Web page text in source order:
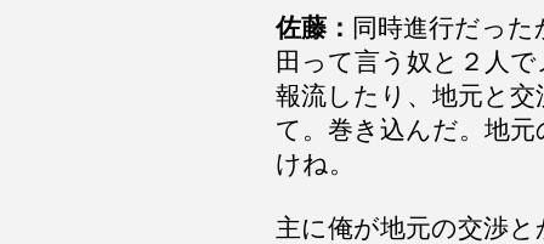
佐藤： 同時進行だっ
田って言う奴と２人
報流したり、地元と
て。巻き込んだ。地
けね。
主に俺が地元の交渉